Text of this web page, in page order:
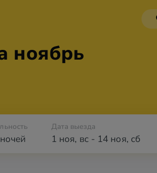
ноябрь
Дата выезда
1 ноя, вс- 14 ноя, сб